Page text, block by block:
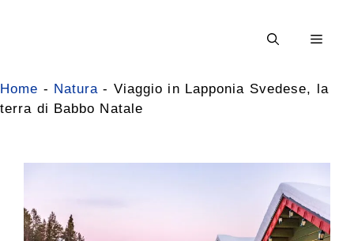
Menu
Home - Natura - Viaggio in Lapponia Svedese, la
terra di Babbo Natale